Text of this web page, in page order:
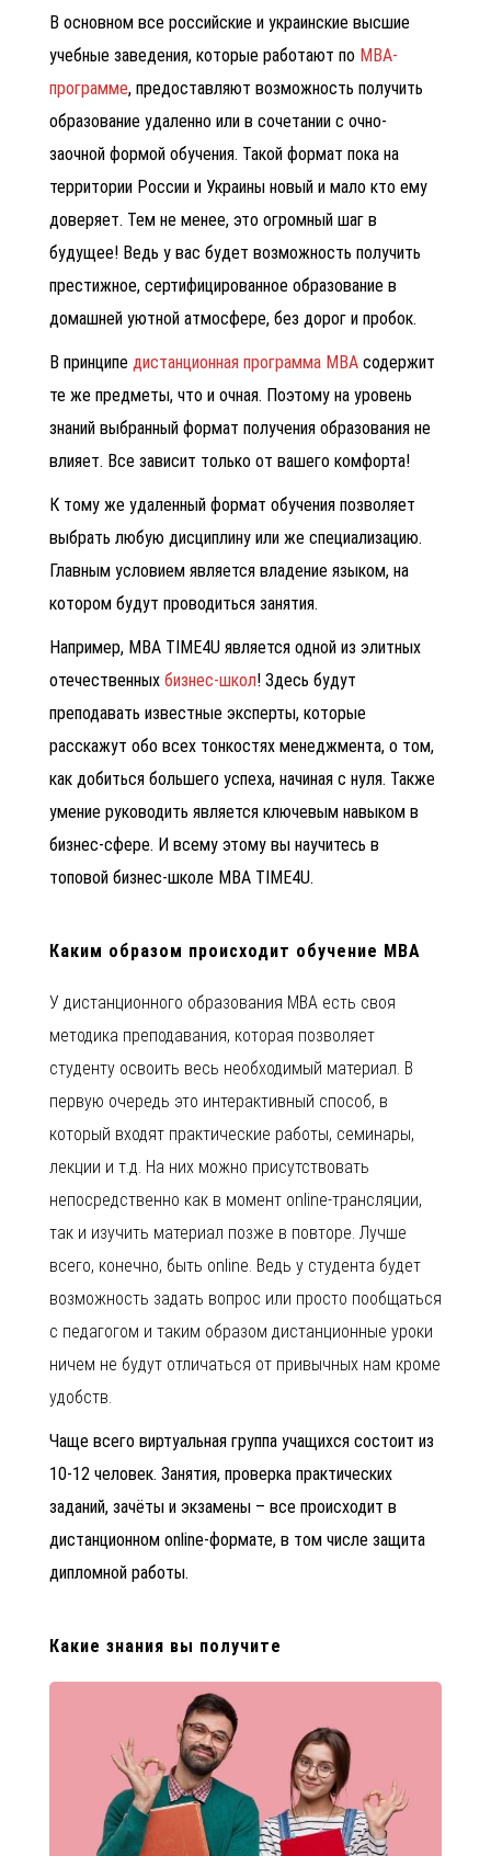
В основном все российские и украинские высшие
учебные заведения, которые работают по МВА-
программе, предоставляют возможность получить
образование удаленно или в сочетании с очно-
заочной формой обучения. Такой формат пока на
территории России и Украины новый и мало кто ему
доверяет. Тем не менее, это огромный шаг в
будущее! Ведь у вас будет возможность получить
престижное, сертифицированное образование в
домашней уютной атмосфере, без дорог и пробок.
В принципе дистанционная программа МВА содержит
те же предметы, что и очная. Поэтому на уровень
знаний выбранный формат получения образования не
влияет. Все зависит только от вашего комфорта!
К тому же удаленный формат обучения позволяет
выбрать любую дисциплину или же специализацию.
Главным условием является владение языком, на
котором будут проводиться занятия.
Например, MBA TIME4U является одной из элитных
отечественных бизнес-школ! Здесь будут
преподавать известные эксперты, которые
расскажут обо всех тонкостях менеджмента, о том,
как добиться большего успеха, начиная с нуля. Также
умение руководить является ключевым навыком в
бизнес-сфере. И всему этому вы научитесь в
топовой бизнес-школе MBA TIME4U.
Каким образом происходит обучение МВА
У дистанционного образования МВА есть своя
методика преподавания, которая позволяет
студенту освоить весь необходимый материал. В
первую очередь это интерактивный способ, в
который входят практические работы, семинары,
лекции и т.д. На них можно присутствовать
непосредственно как в момент оnline-трансляции,
так и изучить материал позже в повторе. Лучше
всего, конечно, быть оnline. Ведь у студента будет
возможность задать вопрос или просто пообщаться
с педагогом и таким образом дистанционные уроки
ничем не будут отличаться от привычных нам кроме
удобств.
Чаще всего виртуальная группа учащихся состоит из
10-12 человек. Занятия, проверка практических
заданий, зачёты и экзамены – все происходит в
дистанционном оnline-формате, в том числе защита
дипломной работы.
Какие знания вы получите